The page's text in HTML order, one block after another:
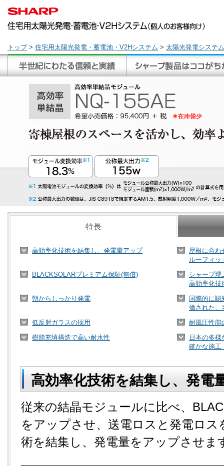
トップ> 住宅用太陽光発電・蓄電池・V2Hシステム > 太陽光発電システム
特長
高効率化技術を結集し、発電量アップ
屋根に合わ
ルーフィッ
BLACKSOLARプレミアム保証(無償)
シャープ堺
高効率化技
朝からしっかり発電
国際的に
価された、
低反射ガラスの採用
耐風圧性能
樹脂充填構造で高い耐水性
日本の多
確かな施工
高効率化技術を結集し、発電
従来の結晶モジュールに比べ、
をアップさせ、送電ロスと発電ロス
術を結集し、発電量をアップさせま